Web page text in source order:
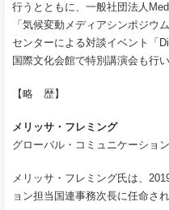
行うとともに、一般社団法人
「気候変動メディアシンポジウム
センターによる対談イベント「
国際文化会館で特別講演会も行い
【略 歴】
メリッサ・フレミング
グローバル・コミュニケーショ
メリッサ・フレミング氏は、
ョン担当国連事務次長に任命され